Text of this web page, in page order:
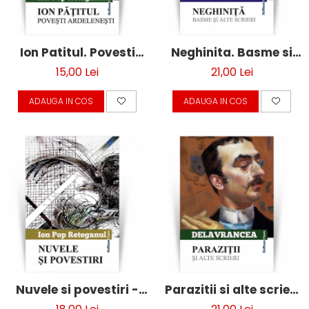
Moderna
Romana
Non-fictiune
Memorii, biografii si jurnale
Publicistica, Reportaje, Interviuri
Stiinte umaniste
Istorie
Sociologie si filozofie
Ion Patitul. Povesti
ardelenesti - Ion Pop
Reteganul
15,00 Lei
ADAUGA IN COS
Neghinita. Basme si
alte scrieri - Barbu
Stefanescu
Delavrancea
21,00 Lei
ADAUGA IN COS
Nuvele si povestiri -
Parazitii si alte scrieri